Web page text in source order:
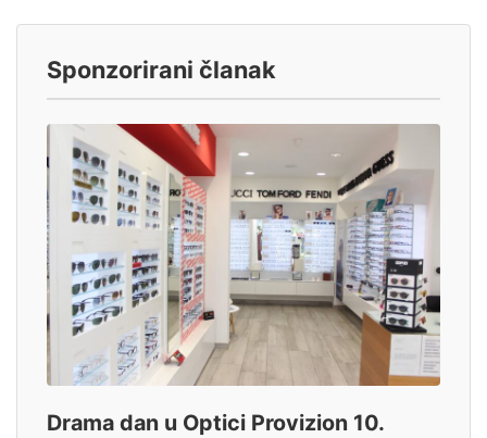
Sponzorirani članak
Drama dan u Optici Provizion 10.